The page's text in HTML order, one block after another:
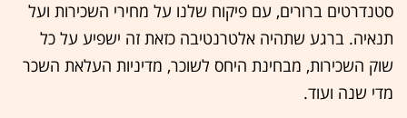
סטנדרטים ברורים, עם פיקוח שלנו על מחירי השכירות ועל
תנאיה. ברגע שתהיה אלטרנטיבה כזאת זה ישפיע על כל
שוק השכירות, מבחינת היחס לשוכר, מדיניות העלאת השכר
מדי שנה ועוד.